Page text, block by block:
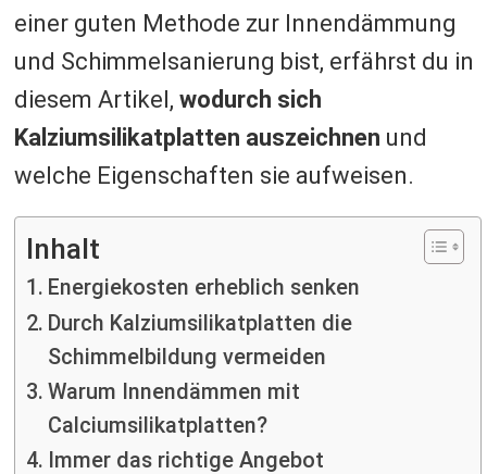
einer guten Methode zur Innendämmung
und Schimmelsanierung bist, erfährst du in
diesem Artikel,wodurch sich
Kalziumsilikatplatten auszeichnen und
welche Eigenschaften sie aufweisen.
Inhalt
Energiekosten erheblich senken
Durch Kalziumsilikatplatten die
Schimmelbildung vermeiden
Warum Innendämmen mit
Calciumsilikatplatten?
Immer das richtige Angebot